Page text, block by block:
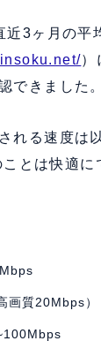
3ヶ月の平
）
できました。
れる速度は
とは快適に
画質20Mbps）